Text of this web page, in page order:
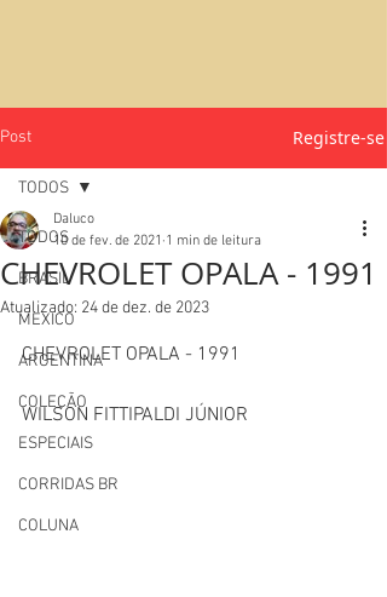
Post Registre-se
TODOS
BRASIL
MEXICO
ARGENTINA
COLEÇÃO
ESPECIAIS
CORRIDAS BR
COLUNA
TODOS
CHEVROLET OPALA - 1991
Daluco
10 de fev. de 2021 1 min de leitura
Atualizado: 24 de dez. de 2023
CHEVROLET OPALA - 1991
WILSON FITTIPALDI JÚNIOR